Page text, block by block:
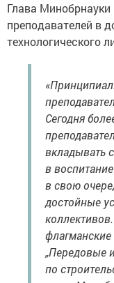
Глава
преподавателей в
технологического
Сегодня
вкладывать
в
в свою
достойные
флагманские
„Передовые
по